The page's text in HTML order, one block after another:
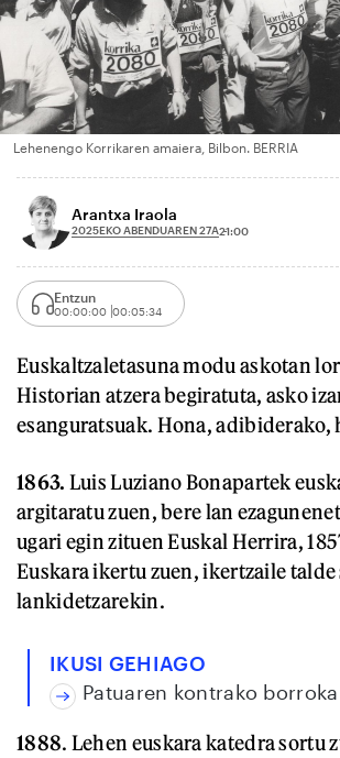
Lehenengo Korrikaren amaiera, Bilbon. BERRIA
Arantxa Iraola
2025EKO ABENDUAREN 27A21:00
Entzun
00:00:00 00:05:34
Euskaltzaletasuna modu askotan
Historian atzera begiratuta, asko
esanguratsuak. Hona, adibiderako,
1863. Luis Luziano Bonapartek
argitaratu zuen, bere lan
ugari egin zituen Euskal Herrira,
Euskara ikertu zuen, ikertzaile talde
lankidetzarekin.
IKUSI GEHIAGO
Patuaren kontrako borroka
1888. Lehen euskara katedra sortu